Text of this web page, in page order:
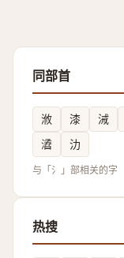
同部首
浟 漆 㳦
㵫
氻
与「氵」部相关的字
热搜